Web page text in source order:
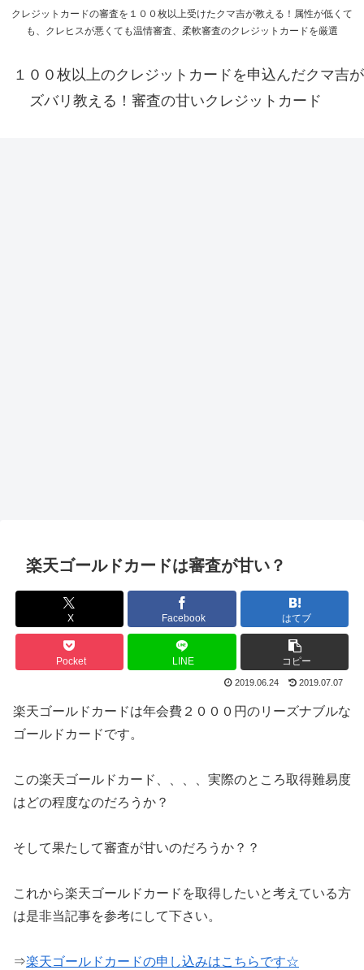
クレジットカードの審査を１００枚以上受けたクマ吉が教える！属性が低くて
も、クレヒスが悪くても温情審査、柔軟審査のクレジットカードを厳選
１００枚以上のクレジットカードを申込んだクマ吉が
ズバリ教える！審査の甘いクレジットカード
楽天ゴールドカードは審査が甘い？
X Facebook はてブ
Pocket LINE コピー
2019.06.24 2019.07.07
楽天ゴールドカードは年会費２０００円のリーズナブルな
ゴールドカードです。
この楽天ゴールドカード、、、、実際のところ取得難易度
はどの程度なのだろうか？
そして果たして審査が甘いのだろうか？？
これから楽天ゴールドカードを取得したいと考えている方
は是非当記事を参考にして下さい。
⇒楽天ゴールドカードの申し込みはこちらです☆